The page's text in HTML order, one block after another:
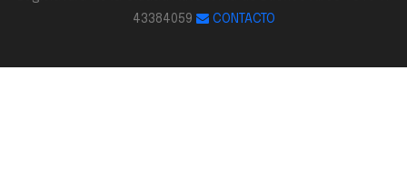
43384059
CONTACTO